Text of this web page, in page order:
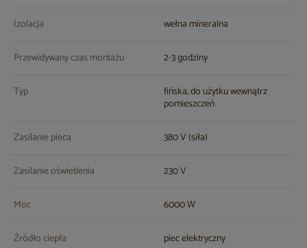
Izolacja wełna mineralna
Przewidywany czas montażu 2-3 godziny
Typ fińska, do użytku wewnątrz
pomieszczeń
Zasilanie pieca 380 V (siła)
Zasilanie oświetlenia 230 V
Moc 6000 W
Źródło ciepła piec elektryczny